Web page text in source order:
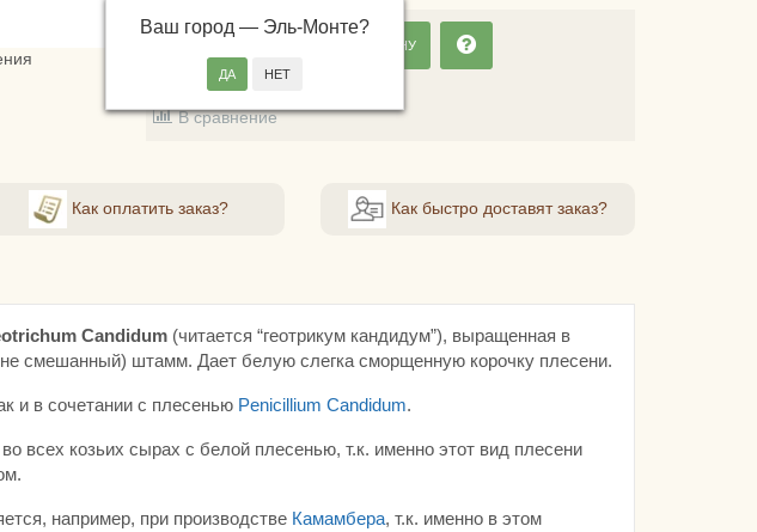
Ваш город — Эль-Монте?
ДОБАВИТЬ В КОРЗИНУ
В закладки
В сравнение
Как оплатить заказ? Как быстро доставят заказ?
Candidum(читается “геотрикум кандидум”), выращенная в
смешанный) штамм. Дает белую слегка сморщенную корочку плесени.
и в сочетании с плесенью Penicillium Candidum.
всех козьих сырах с белой плесенью, т.к. именно этот вид плесени
например, при производстве Камамбера, т.к. именно в этом